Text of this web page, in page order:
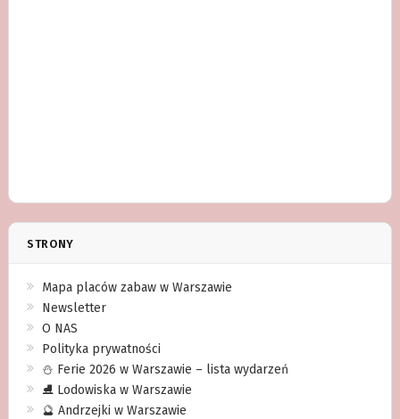
STRONY
Mapa placów zabaw w Warszawie
Newsletter
O NAS
Polityka prywatności
⛄️ Ferie 2026 w Warszawie – lista wydarzeń
⛸ Lodowiska w Warszawie
🔮 Andrzejki w Warszawie